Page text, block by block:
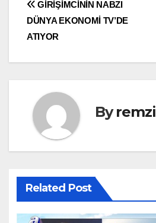
Yazı
gezinmesi
GİRİŞİMCİNİN NABZI
DÜNYA EKONOMİ TV’DE
ATIYOR
Byremzi
Related Post